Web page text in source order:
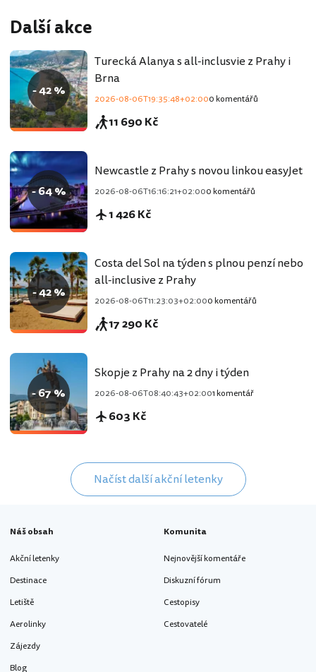
Další akce
- 42 %
Turecká Alanya s all-inclusvie z Prahy i
Brna
2026-08-06T19:35:48+02:000 komentářů
11 690 Kč
- 64 %
Newcastle z Prahy s novou linkou easyJet
2026-08-06T16:16:21+02:000 komentářů
1 426 Kč
- 42 %
Costa del Sol na týden s plnou penzí nebo
all-inclusive z Prahy
2026-08-06T11:23:03+02:000 komentářů
17 290 Kč
- 67 %
Skopje z Prahy na 2 dny i týden
2026-08-06T08:40:43+02:001 komentář
603 Kč
Načíst další akční letenky
Náš obsah
Akční letenky
Destinace
Letiště
Aerolinky
Zájezdy
Blog
Komunita
Nejnovější komentáře
Diskuzní fórum
Cestopisy
Cestovatelé